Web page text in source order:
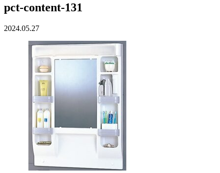
pct-content-131
2024.05.27